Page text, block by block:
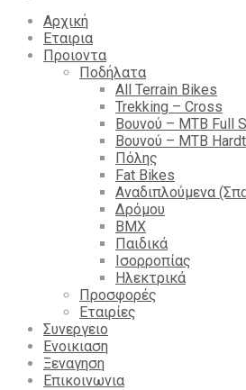
Αρχική
Εταιρια
Προιοντα
Ποδήλατα
All Terrain Bikes
Trekking – Cross
Βουνού – MTB Full
Βουνού – MTB
Πόλης
Fat Bikes
Αναδιπλούμενα
Δρόμου
BMX
Παιδικά
Ισορροπίας
Ηλεκτρικά
Προσφορές
Εταιρίες
Συνεργειο
Ενοικιαση
Ξεναγηση
Επικοινωνια